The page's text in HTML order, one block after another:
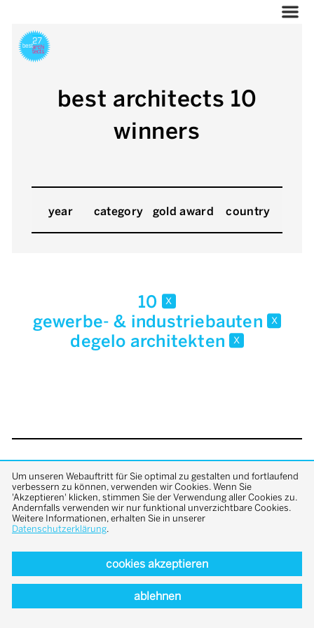
best architects 10
winners
year category gold award country
10 x
gewerbe- & industriebauten x
degelo architekten x
back to top
Um unseren Webauftritt für Sie optimal zu gestalten und fortlaufend
verbessern zu können, verwenden wir Cookies. Wenn Sie
'Akzeptieren' klicken, stimmen Sie der Verwendung aller Cookies zu.
Andernfalls verwenden wir nur funktional unverzichtbare Cookies.
Weitere Informationen, erhalten Sie in unserer
Datenschutzerklärung.
cookies akzeptieren
ablehnen